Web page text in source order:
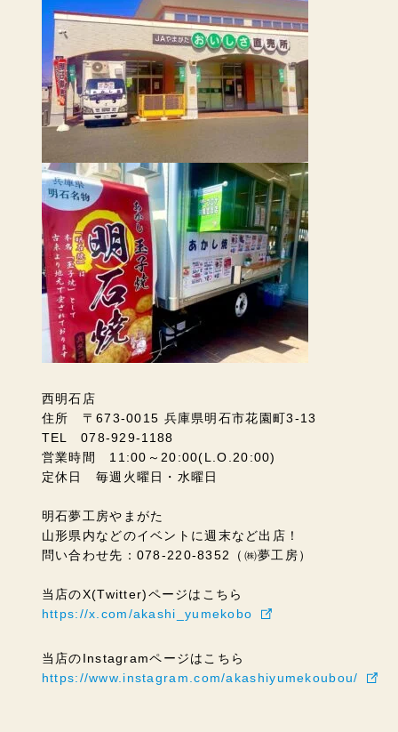
西明石店
住所 〒673-0015 兵庫県明石市花園町3-13
TEL 078-929-1188
営業時間 11:00～20:00(L.O.20:00)
定休日 毎週火曜日・水曜日
明石夢工房やまがた
山形県内などのイベントに週末など出店！
問い合わせ先：078-220-8352（㈱夢工房）
当店のX(Twitter)ページはこちら
https://x.com/akashi_yumekobo
当店のInstagramページはこちら
https://www.instagram.com/akashiyumekoubou/